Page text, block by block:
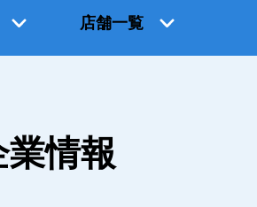
店舗一覧
業情報